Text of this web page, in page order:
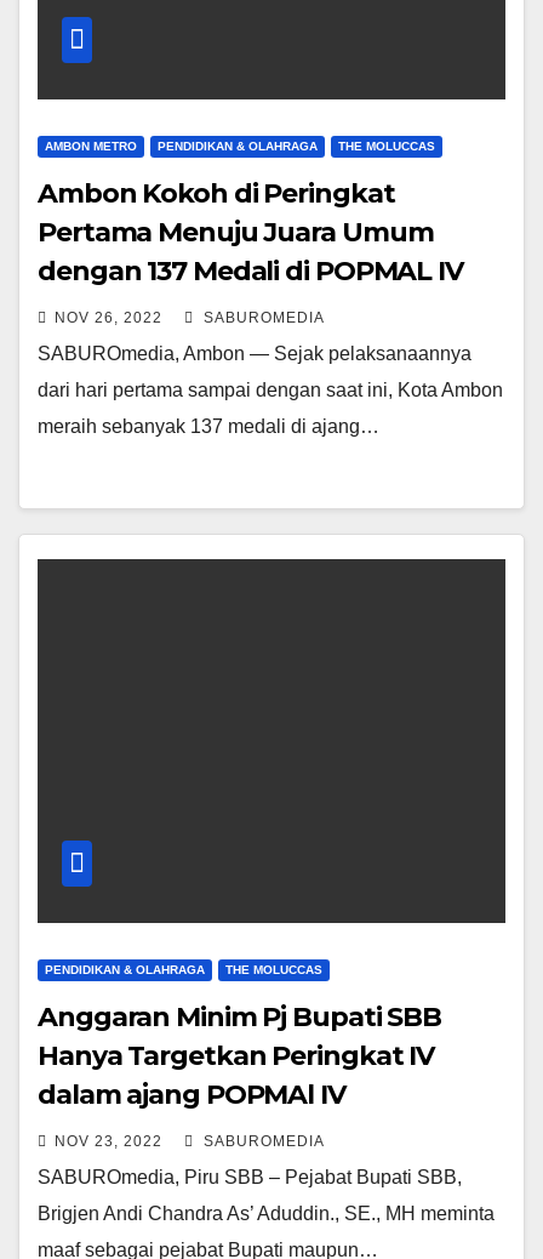
AMBON METRO PENDIDIKAN & OLAHRAGA THE MOLUCCAS
Ambon Kokoh di Peringkat
Pertama Menuju Juara Umum
dengan 137 Medali di POPMAL IV
NOV 26, 2022 SABUROMEDIA
SABUROmedia, Ambon — Sejak pelaksanaannya
dari hari pertama sampai dengan saat ini, Kota Ambon
meraih sebanyak 137 medali di ajang…
PENDIDIKAN & OLAHRAGA THE MOLUCCAS
Anggaran Minim Pj Bupati SBB
Hanya Targetkan Peringkat IV
dalam ajang POPMAl IV
NOV 23, 2022 SABUROMEDIA
SABUROmedia, Piru SBB – Pejabat Bupati SBB,
Brigjen Andi Chandra As’ Aduddin., SE., MH meminta
maaf sebagai pejabat Bupati maupun…